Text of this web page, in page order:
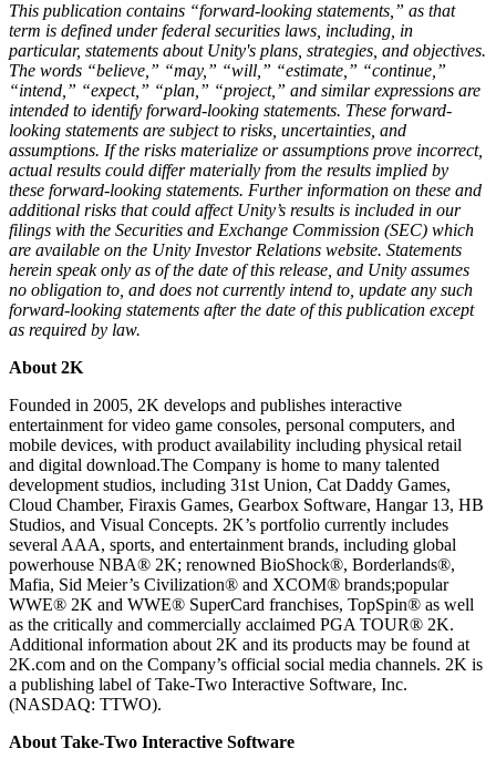
This publication contains “forward-looking statements,” as that
term is defined under federal securities laws, including, in
particular, statements about Unity's plans, strategies, and objectives.
The words “believe,” “may,” “will,” “estimate,” “continue,”
“intend,” “expect,” “plan,” “project,” and similar expressions are
intended to identify forward-looking statements. These forward-
looking statements are subject to risks, uncertainties, and
assumptions. If the risks materialize or assumptions prove incorrect,
actual results could differ materially from the results implied by
these forward-looking statements. Further information on these and
additional risks that could affect Unity’s results is included in our
filings with the Securities and Exchange Commission (SEC) which
are available on the Unity Investor Relations website. Statements
herein speak only as of the date of this release, and Unity assumes
no obligation to, and does not currently intend to, update any such
forward-looking statements after the date of this publication except
as required by law.
About 2K
Founded in 2005, 2K develops and publishes interactive
entertainment for video game consoles, personal computers, and
mobile devices, with product availability including physical retail
and digital download.The Company is home to many talented
development studios, including 31st Union, Cat Daddy Games,
Cloud Chamber, Firaxis Games, Gearbox Software, Hangar 13, HB
Studios, and Visual Concepts. 2K’s portfolio currently includes
several AAA, sports, and entertainment brands, including global
powerhouse NBA® 2K; renowned BioShock®, Borderlands®,
Mafia, Sid Meier’s Civilization® and XCOM® brands;popular
WWE® 2K and WWE® SuperCard franchises, TopSpin® as well
as the critically and commercially acclaimed PGA TOUR® 2K.
Additional information about 2K and its products may be found at
2K.com and on the Company’s official social media channels. 2K is
a publishing label of Take-Two Interactive Software, Inc.
(NASDAQ: TTWO).
About Take-Two Interactive Software